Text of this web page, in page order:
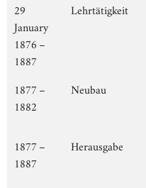
29
January
1876 –
1887
Lehrtätigkeit
1877 –
1882
Neubau
1877 –
1887
Herausgabe